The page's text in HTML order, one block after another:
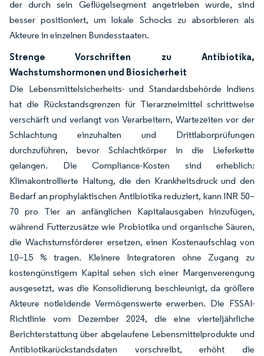
der durch sein Geflügelsegment angetrieben wurde, sind
besser positioniert, um lokale Schocks zu absorbieren als
Akteure in einzelnen Bundesstaaten.
Strenge Vorschriften zu Antibiotika,
Wachstumshormonen und Biosicherheit
Die Lebensmittelsicherheits- und Standardsbehörde Indiens
hat die Rückstandsgrenzen für Tierarzneimittel schrittweise
verschärft und verlangt von Verarbeitern, Wartezeiten vor der
Schlachtung einzuhalten und Drittlaborprüfungen
durchzuführen, bevor Schlachtkörper in die Lieferkette
gelangen. Die Compliance-Kosten sind erheblich:
Klimakontrollierte Haltung, die den Krankheitsdruck und den
Bedarf an prophylaktischen Antibiotika reduziert, kann INR 50–
70 pro Tier an anfänglichen Kapitalausgaben hinzufügen,
während Futterzusätze wie Probiotika und organische Säuren,
die Wachstumsförderer ersetzen, einen Kostenaufschlag von
10–15 % tragen. Kleinere Integratoren ohne Zugang zu
kostengünstigem Kapital sehen sich einer Margenverengung
ausgesetzt, was die Konsolidierung beschleunigt, da größere
Akteure notleidende Vermögenswerte erwerben. Die FSSAI-
Richtlinie vom Dezember 2024, die eine vierteljährliche
Berichterstattung über abgelaufene Lebensmittelprodukte und
Antibiotikarückstandsdaten vorschreibt, erhöht die